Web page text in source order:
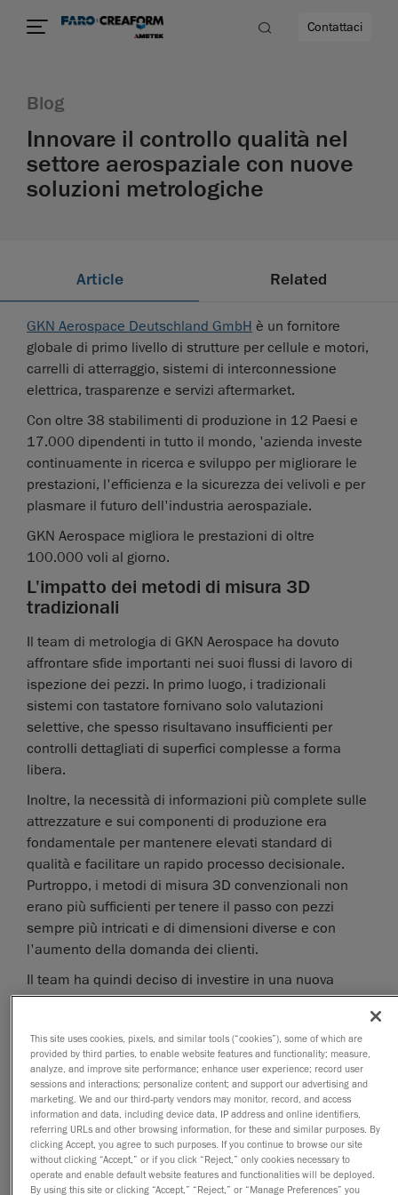
Contattaci
Blog
Innovare il controllo qualità nel
settore aerospaziale con nuove
soluzioni metrologiche
Article Related
GKN Aerospace Deutschland GmbH è un fornitore
globale di primo livello di strutture per cellule e motori,
carrelli di atterraggio, sistemi di interconnessione
elettrica, trasparenze e servizi aftermarket.
Con oltre 38 stabilimenti di produzione in 12 Paesi e
17.000 dipendenti in tutto il mondo, 'azienda investe
continuamente in ricerca e sviluppo per migliorare le
prestazioni, l'efficienza e la sicurezza dei velivoli e per
plasmare il futuro dell'industria aerospaziale.
GKN Aerospace migliora le prestazioni di oltre
100.000 voli al giorno.
L'impatto dei metodi di misura 3D
tradizionali
Il team di metrologia di GKN Aerospace ha dovuto
affrontare sfide importanti nei suoi flussi di lavoro di
ispezione dei pezzi. In primo luogo, i tradizionali
sistemi con tastatore fornivano solo valutazioni
selettive, che spesso risultavano insufficienti per
controlli dettagliati di superfici complesse a forma
libera.
Inoltre, la necessità di informazioni più complete sulle
attrezzature e sui componenti di produzione era
fondamentale per mantenere elevati standard di
qualità e facilitare un rapido processo decisionale.
Purtroppo, i metodi di misura 3D convenzionali non
erano più sufficienti per tenere il passo con pezzi
sempre più intricati e di dimensioni diverse e con
l'aumento della domanda dei clienti.
Il team ha quindi deciso di investire in una nuova
soluzione metrologica per superare queste sfide. GKN
“Cercavamo una soluzione metrologica che avesse un
alto grado di accuratezza e che fosse in grado di
fornire molti dati in tempi molto brevi,
indipendentemente dalle dimensioni del pezzo.
Doveva essere portatile e rapidamente pronta per
l'uso. Compatibile con il software interno, volevamo
che la soluzione offrisse funzionalità di tastatura”, ha
This site uses cookies, pixels, and similar tools (“cookies”), some of which are
provided by third parties, to enable website features and functionality; measure,
analyze, and improve site performance; enhance user experience; record user
sessions and interactions; personalize content; and support our advertising and
marketing. We and our third-party vendors may monitor, record, and access
information and data, including device data, IP address and online identifiers,
referring URLs and other browsing information, for these and similar purposes. By
clicking Accept, you agree to such purposes. If you continue to browse our site
without clicking “Accept,” or if you click “Reject,” only cookies necessary to
operate and enable default website features and functionalities will be deployed.
By using this site or clicking “Accept,” “Reject,” or “Manage Preferences” you